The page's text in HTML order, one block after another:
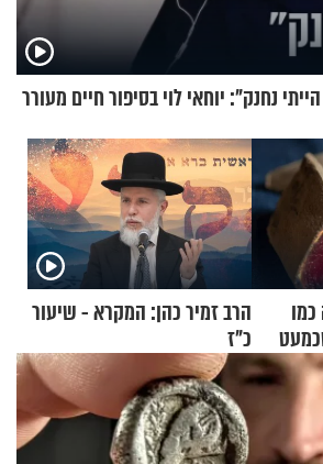
נחנק": יוחאי לוי בסיפור חיים מעורר
הרב זמיר כהן: המקרא - שיעור
כ"ז